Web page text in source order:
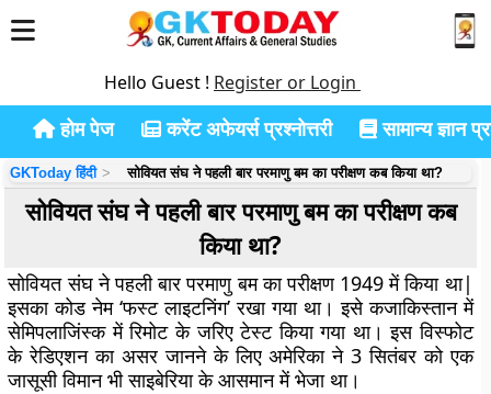
Hello Guest ! Register or Login
होम पेज करेंट अफेयर्स प्रश्नोत्तरी सामान्य ज्ञान
GKToday हिंदी सोवियत संघ ने पहली बार परमाणु बम का परीक्षण कब किया था?
सोवियत संघ ने पहली बार परमाणु बम का परीक्षण कब
किया था?
सोवियत संघ ने पहली बार परमाणु बम का परीक्षण 1949 में किया था|
इसका कोड नेम ‘फस्ट लाइटनिंग’ रखा गया था। इसे कजाकिस्तान में
सेमिपलाजिंस्क में रिमोट के जरिए टेस्ट किया गया था। इस विस्फोट
के रेडिएशन का असर जानने के लिए अमेरिका ने 3 सितंबर को एक
जासूसी विमान भी साइबेरिया के आसमान में भेजा था।